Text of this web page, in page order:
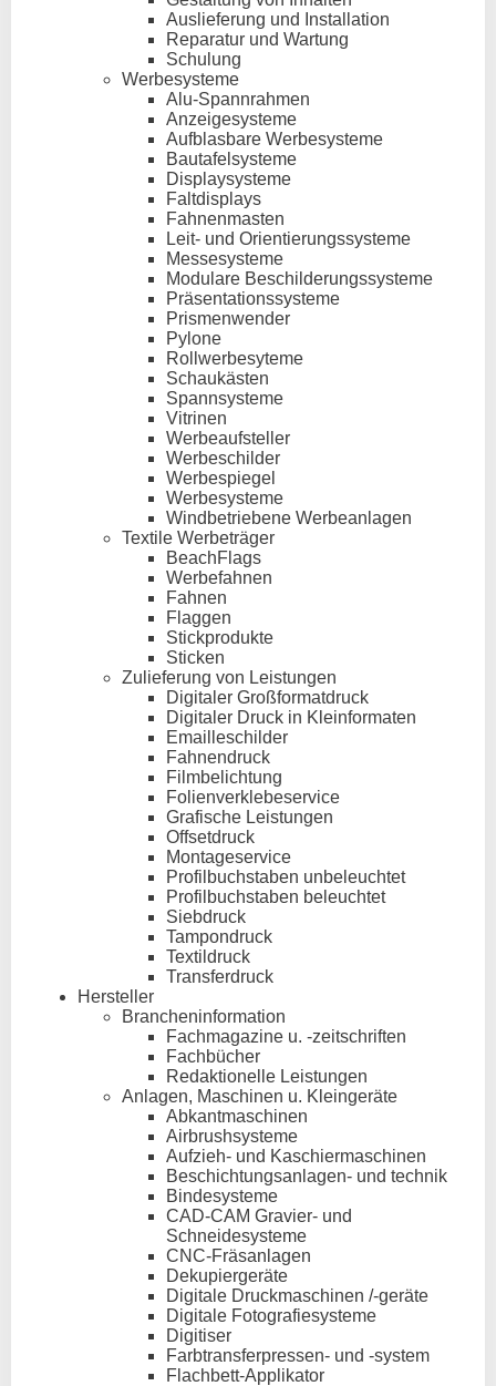
Auslieferung und Installation
Reparatur und Wartung
Schulung
Werbesysteme
Alu-Spannrahmen
Anzeigesysteme
Aufblasbare Werbesysteme
Bautafelsysteme
Displaysysteme
Faltdisplays
Fahnenmasten
Leit- und Orientierungssysteme
Messesysteme
Modulare Beschilderungssysteme
Präsentationssysteme
Prismenwender
Pylone
Rollwerbesyteme
Schaukästen
Spannsysteme
Vitrinen
Werbeaufsteller
Werbeschilder
Werbespiegel
Werbesysteme
Windbetriebene Werbeanlagen
Textile Werbeträger
BeachFlags
Werbefahnen
Fahnen
Flaggen
Stickprodukte
Sticken
Zulieferung von Leistungen
Digitaler Großformatdruck
Digitaler Druck in Kleinformaten
Emailleschilder
Fahnendruck
Filmbelichtung
Folienverklebeservice
Grafische Leistungen
Offsetdruck
Montageservice
Profilbuchstaben unbeleuchtet
Profilbuchstaben beleuchtet
Siebdruck
Tampondruck
Textildruck
Transferdruck
Hersteller
Brancheninformation
Fachmagazine u. -zeitschriften
Fachbücher
Redaktionelle Leistungen
Anlagen, Maschinen u. Kleingeräte
Abkantmaschinen
Airbrushsysteme
Aufzieh- und Kaschiermaschinen
Beschichtungsanlagen- und technik
Bindesysteme
CAD-CAM Gravier- und
Schneidesysteme
CNC-Fräsanlagen
Dekupiergeräte
Digitale Druckmaschinen /-geräte
Digitale Fotografiesysteme
Digitiser
Farbtransferpressen- und -system
Flachbett-Applikator